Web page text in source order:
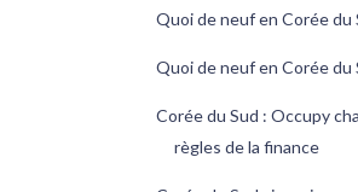
Quoi de neuf en Corée du
Quoi de neuf en Corée du
Corée du Sud : Occupy
règles de la finance